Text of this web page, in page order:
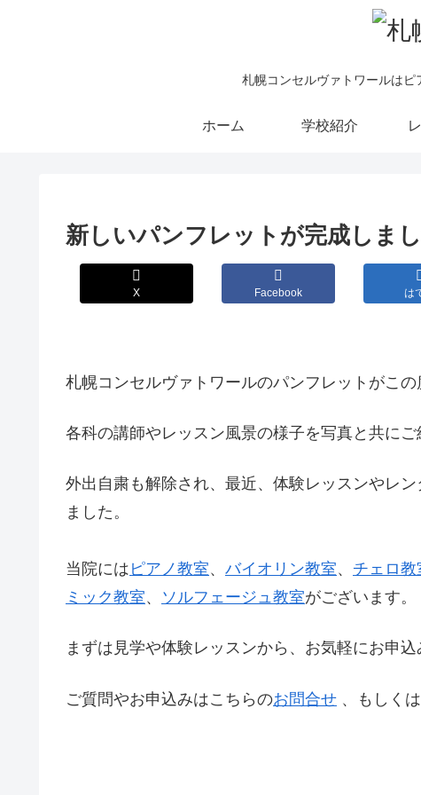
札幌コンセルヴァトワールはピ
ホーム 学校紹介
新しいパンフレットが完成しまし
X Facebook は
札幌コンセルヴァトワールのパンフレットがこの
各科の講師やレッスン風景の様子を写真と共にご
外出自粛も解除され、最近、体験レッスンやレ
ました。
当院には ピアノ教室、 バイオリン教室、 チェロ教
ミック教室、 ソルフェージュ教室がございます。
まずは見学や体験レッスンから、お気軽にお申込
ご質問やお申込みはこちらのお問合せ 、もしく